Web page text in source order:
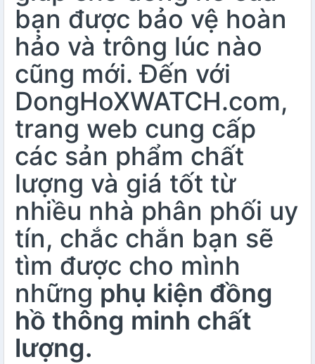
bạn được bảo vệ hoàn
hảo và trông lúc nào
cũng mới. Đến với
DongHoXWATCH.com,
trang web cung cấp
các sản phẩm chất
lượng và giá tốt từ
nhiều nhà phân phối uy
tín, chắc chắn bạn sẽ
tìm được cho mình
những phụ kiện đồng
hồ thông minh chất
lượng.